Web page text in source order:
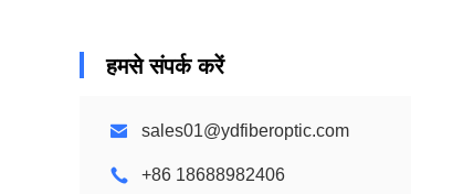
हमसे संपर्क करें
sales01@ydfiberoptic.com
+86 18688982406